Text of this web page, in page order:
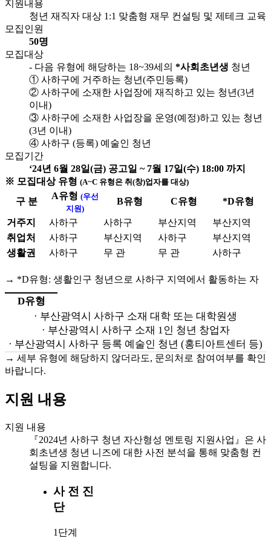
지원내용
청년 재직자 대상 1:1 맞춤형 재무 컨설팅 및 제테크 교육
모집인원
50명
모집대상
- 다음 유형에 해당하는 18~39세의 *사회초년생 청년
① 사하구에 거주하는 청년(주민등록)
② 사하구에 소재한 사업장에 재직하고 있는 청년(3년
이내)
③ 사하구에 소재한 사업장을 운영(예정)하고 있는 청년
(3년 이내)
④ 사하구 (등록) 예술인 청년
모집기간
‘24년 6월 28일(금) 공고일 ~ 7월 17일(수) 18:00 까지
※ 모집대상 유형 (A~C 유형은 취(창)업자를 대상)
구 분
A유형 (우선
지원)
B유형 C유형 *D유형
거주지 사하구 사하구 부산지역
부산지역
취업처
사하구 부산지역 사하구
부산지역
생활권
사하구 무 관 무 관 사하구
→ *D유형: 생활인구 청년으로 사하구 지역에서 활동하는 자
D유형
· 부산광역시 사하구 소재 대학 또는 대학원생
· 부산광역시 사하구 소재 1인 청년 창업자
· 부산광역시 사하구 등록 예술인 청년 (홍티아트센터 등)
→ 세부 유형에 해당하지 않더라도, 문의처로 참여여부를 확인
바랍니다.
지원 내용
지원 내용
『2024년 사하구 청년 자산형성 멘토링 지원사업』은 사
회초년생 청년 니즈에 대한 사전 분석을 통해 맞춤형 컨
설팅을 지원합니다.
사 전 진
단
1단계